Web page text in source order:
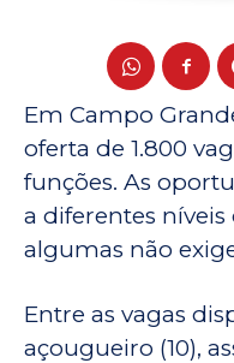
Em Campo
oferta de 1.800
funções. As
a diferentes
algumas não
Entre as vagas
açougueiro (10),